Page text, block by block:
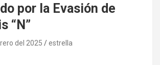
por la Evasión de
“N”
del 2025 estrella